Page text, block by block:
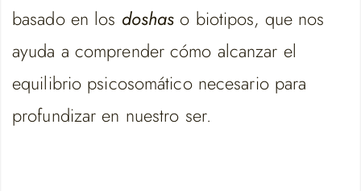
basado en los doshas o biotipos, que nos
ayuda a comprender cómo alcanzar el
equilibrio psicosomático necesario para
profundizar en nuestro ser.